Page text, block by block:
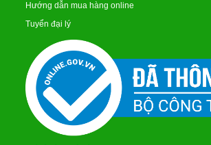
Hướng dẫn mua hàng online
Tuyển đại lý